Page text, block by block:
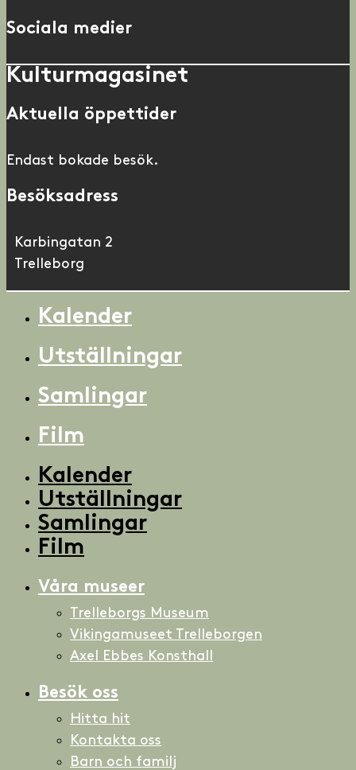
Sociala medier
Kulturmagasinet
Aktuella öppettider
Endast bokade besök.
Besöksadress
Karbingatan 2
Trelleborg
Kalender
Utställningar
Samlingar
Film
Kalender
Utställningar
Samlingar
Film
Våra museer
Trelleborgs Museum
Vikingamuseet Trelleborgen
Axel Ebbes Konsthall
Besök oss
Hitta hit
Kontakta oss
Barn och familj